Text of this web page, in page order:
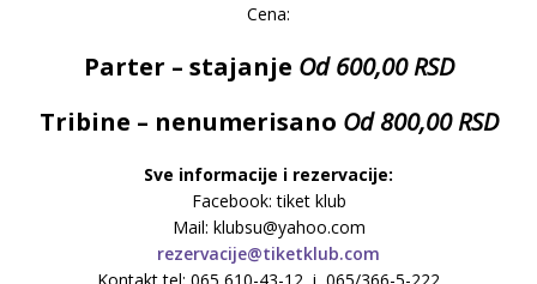
Cena:
Parter – stajanje Od 600,00 RSD
Tribine – nenumerisano Od 800,00 RSD
Sve informacije i rezervacije:
Facebook: tiket klub
Mail: klubsu@yahoo.com
rezervacije@tiketklub.com